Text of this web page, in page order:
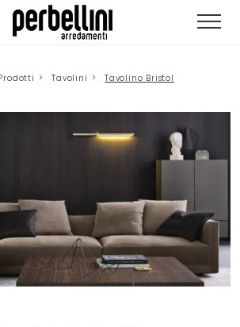
> Tavolini > Tavolino Bristol